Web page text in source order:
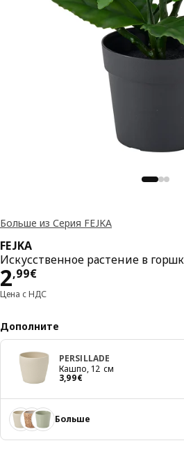
Больше из Серия FEJKA
FEJKA
Искусственное растение в
2,99€
Цена 2,99€
Цена с НДС
Дополните
PERSILLADE
Кашпо, 12 см
3,99€
Цена 3,99€
Больше